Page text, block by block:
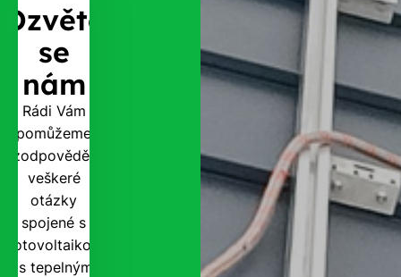
Ozvěte
se
nám
Rádi Vám
pomůžeme
zodpovědět
veškeré
otázky
spojené s
fotovoltaikou
i s tepelnými